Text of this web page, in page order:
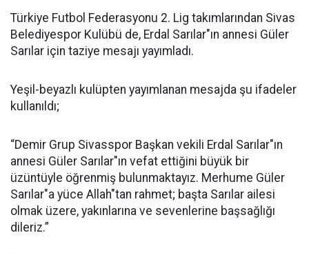
Türkiye Futbol Federasyonu 2. Lig takımlarından Sivas
Belediyespor Kulübü de, Erdal Sarılar"ın annesi Güler
Sarılar için taziye mesajı yayımladı.
Yeşil-beyazlı kulüpten yayımlanan mesajda şu ifadeler
kullanıldı;
“Demir Grup Sivasspor Başkan vekili Erdal Sarılar"ın
annesi Güler Sarılar"ın vefat ettiğini büyük bir
üzüntüyle öğrenmiş bulunmaktayız. Merhume Güler
Sarılar"a yüce Allah"tan rahmet; başta Sarılar ailesi
olmak üzere, yakınlarına ve sevenlerine başsağlığı
dileriz.”